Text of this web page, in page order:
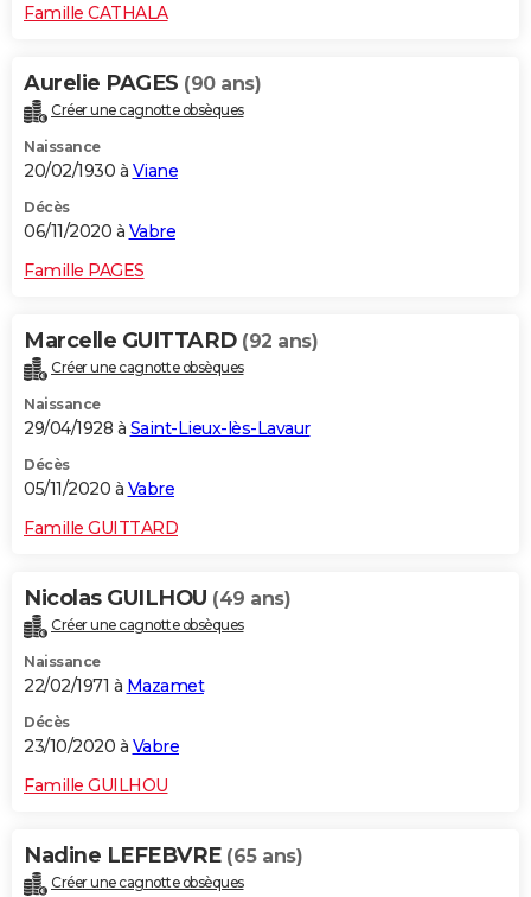
Famille CATHALA
Aurelie PAGES (90 ans)
Créer une cagnotte obsèques
Naissance
20/02/1930 à Viane
Décès
06/11/2020 à Vabre
Famille PAGES
Marcelle GUITTARD (92 ans)
Créer une cagnotte obsèques
Naissance
29/04/1928 à Saint-Lieux-lès-Lavaur
Décès
05/11/2020 à Vabre
Famille GUITTARD
Nicolas GUILHOU (49 ans)
Créer une cagnotte obsèques
Naissance
22/02/1971 à Mazamet
Décès
23/10/2020 à Vabre
Famille GUILHOU
Nadine LEFEBVRE (65 ans)
Créer une cagnotte obsèques